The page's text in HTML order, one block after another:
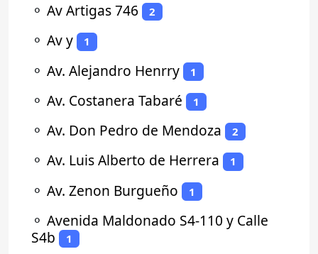
⚬ Av Artigas 746 2
⚬ Av y 1
⚬ Av. Alejandro Henrry 1
⚬ Av. Costanera Tabaré 1
⚬ Av. Don Pedro de Mendoza 2
⚬ Av. Luis Alberto de Herrera 1
⚬ Av. Zenon Burgueño 1
⚬ Avenida Maldonado S4-110 y Calle
S4b
1